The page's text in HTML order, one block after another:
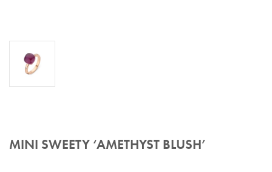
MINI SWEETY ‘AMETHYST BLUSH’